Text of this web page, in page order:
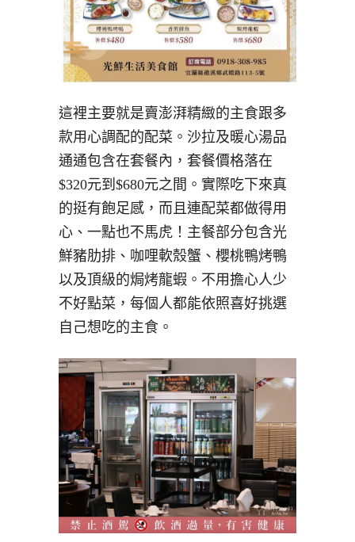
這裡主要就是賣澎湃精緻的主食跟多
款用心調配的配菜。沙拉及暖心湯品
通通包含在套餐內，套餐價格落在
$320元到$680元之間。實際吃下來真
的挺有飽足感，而且連配菜都做得用
心、一點也不馬虎！主餐部分包含光
鮮豬肋排、咖哩軟殼蟹、櫻桃鴨烤鴨
以及頂級的焗烤龍蝦。不用擔心人少
不好點菜，每個人都能依照喜好挑選
自己想吃的主食。